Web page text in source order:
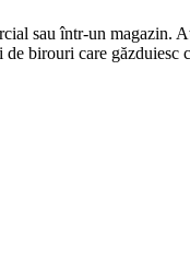
sau într-un magazin.
birouri care găzduiesc